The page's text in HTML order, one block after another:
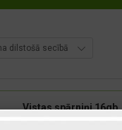
dilstošā secībā
Vistas spārniņi 16gb.